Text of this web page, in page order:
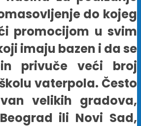
do kojeg
promocijom u svim
imaju bazen i da se
privuče veći broj
vaterpola. Često
velikih gradova,
ili Novi Sad,